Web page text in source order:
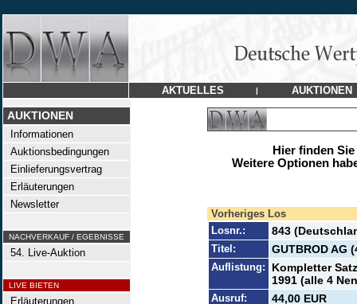
AKTUELLES | AUKTIONEN
AUKTIONEN
Informationen
Auktionsbedingungen
Einlieferungsvertrag
Erläuterungen
Newsletter
NACHVERKAUF / EGEBNISSE
54. Live-Auktion
LIVE BIETEN
Erläuterungen
Hier finden
Weitere Optionen
Vorheriges Los
Losnr.:
843
Titel: GUTBROD AG
Auflistung:
Kompletter
1991 (alle 4
Ausruf: 44,00 EUR